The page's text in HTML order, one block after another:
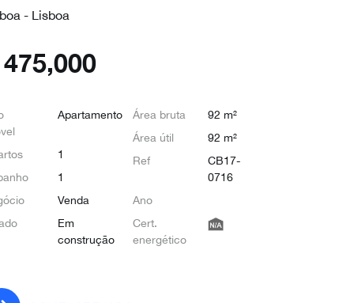
- Lisboa
475,000
Apartamento
1
1
Venda
Em
construção
Área bruta
92 m²
Área útil
92 m²
Ref
CB17-
0716
Ano
Cert.
energético